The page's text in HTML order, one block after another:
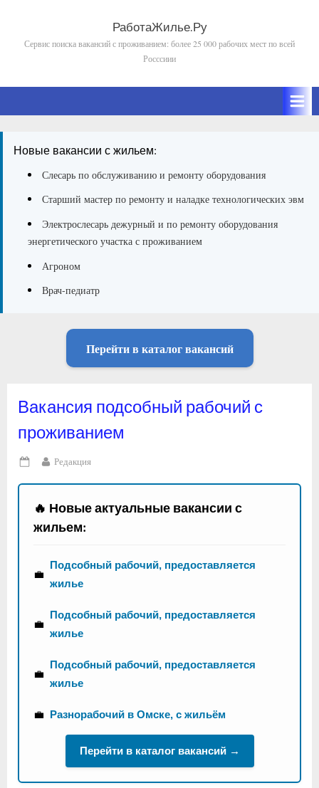
content
РаботаЖилье.Ру
Сервис поиска вакансий с проживанием: более 25 000 рабочих мест по всей
Росссиии
Новые вакансии с жильем:
Слесарь по обслуживанию и ремонту оборудования
Старший мастер по ремонту и наладке технологических эвм
Электрослесарь дежурный и по ремонту оборудования
энергетического участка с проживанием
Агроном
Врач-педиатр
Перейти в каталог вакансий
Вакансия подсобный рабочий с
проживанием
Posted
on
By
Редакция
🔥 Новые актуальные вакансии с
жильем:
💼
Подсобный рабочий, предоставляется
жилье
💼
Подсобный рабочий, предоставляется
жилье
💼
Подсобный рабочий, предоставляется
жилье
💼 Разнорабочий в Омске, с жильём
Перейти в каталог вакансий →